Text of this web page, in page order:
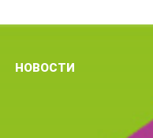
НОВОСТИ